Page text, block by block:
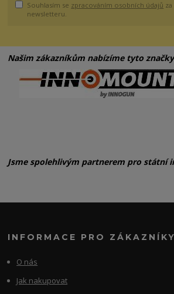
Souhlasím se zpracováním osobních údajů
newsletteru.
Našim zákazníkům nabízíme tyto
Jsme spolehlivým partnerem pro státní
INFORMACE PRO ZÁKAZNÍKY
O nás
Jak nakupovat